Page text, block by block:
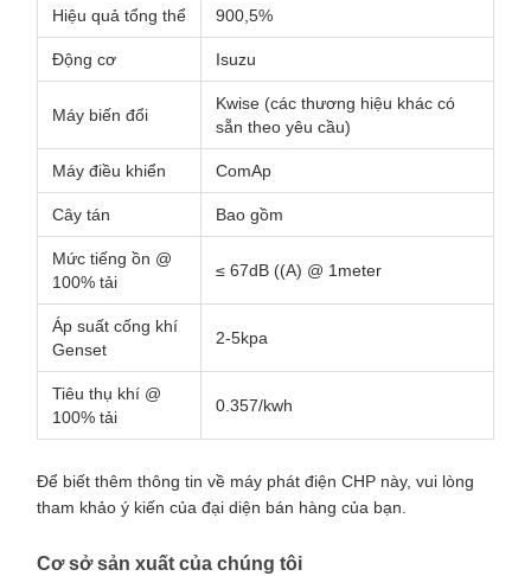
Hiệu quả tổng thể 900,5%
Động cơ Isuzu
Máy biến đổi
Kwise (các thương hiệu khác có
sẵn theo yêu cầu)
Máy điều khiển ComAp
Cây tán Bao gồm
Mức tiếng ồn @
100% tải
≤ 67dB ((A) @ 1meter
Áp suất cống khí
Genset
2-5kpa
Tiêu thụ khí @
100% tải
0.357/kwh
Để biết thêm thông tin về máy phát điện CHP này, vui lòng
tham khảo ý kiến của đại diện bán hàng của bạn.
Cơ sở sản xuất của chúng tôi